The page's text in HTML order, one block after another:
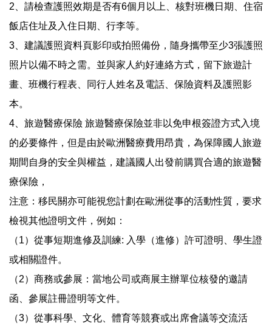
2、請檢查護照效期是否有6個月以上、核對班機日期、住宿
飯店住址及入住日期、行李等。
3、建議護照資料頁影印或拍照備份，隨身攜帶至少3張護照
照片以備不時之需。並與家人約好連絡方式，留下旅遊計
畫、班機行程表、同行人姓名及電話、保險資料及護照影
本。
4、旅遊醫療保險 旅遊醫療保險並非以免申根簽證方式入境
的必要條件，但是由於歐洲醫療費用昂貴，為保障國人旅遊
期間自身的安全與權益，建議國人出發前購買合適的旅遊醫
療保險，
注意：移民關亦可能視您計劃在歐洲從事的活動性質，要求
檢視其他證明文件，例如：
（1）從事短期進修及訓練: 入學（進修）許可證明、學生證
或相關證件。
（2）商務或參展：當地公司或商展主辦單位核發的邀請
函、參展註冊證明等文件。
（3）從事科學、文化、體育等競賽或出席會議等交流活